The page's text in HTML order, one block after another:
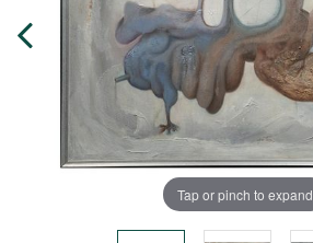
Tap or pinch to expand